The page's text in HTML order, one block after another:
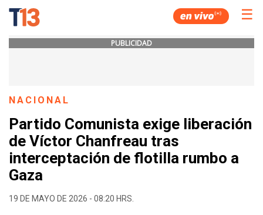
☰
PUBLICIDAD
NACIONAL
Partido Comunista exige liberación
de Víctor Chanfreau tras
interceptación de flotilla rumbo a
Gaza
19 DE MAYO DE 2026 - 08:20 HRS.